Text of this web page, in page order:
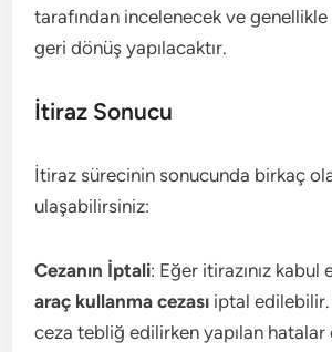
tarafından incelenecek ve
geri dönüş yapılacaktır.
İtiraz Sonucu
İtiraz sürecinin sonucunda birkaç
ulaşabilirsiniz:
Cezanın İptali: Eğer itirazınız
araç kullanma cezası iptal
ceza tebliğ edilirken yapılan hatalar